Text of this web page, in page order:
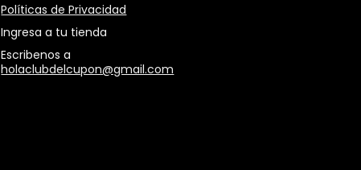
Políticas de Privacidad
Ingresa a tu tienda
Escribenos a
holaclubdelcupon@gmail.com